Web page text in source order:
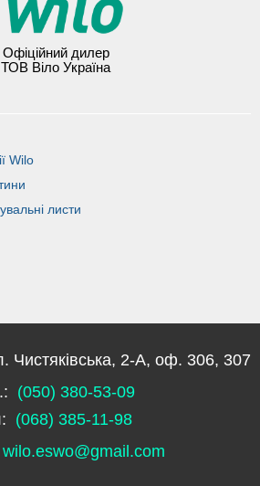
Офіційний дилер
ТОВ Віло Україна
Wilo
листи
Чистяківська, 2-А, оф. 306, 307
(050) 380-53-09
(068) 385-11-98
wilo.eswo@gmail.com